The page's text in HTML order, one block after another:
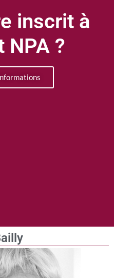
inscrit à
NPA ?